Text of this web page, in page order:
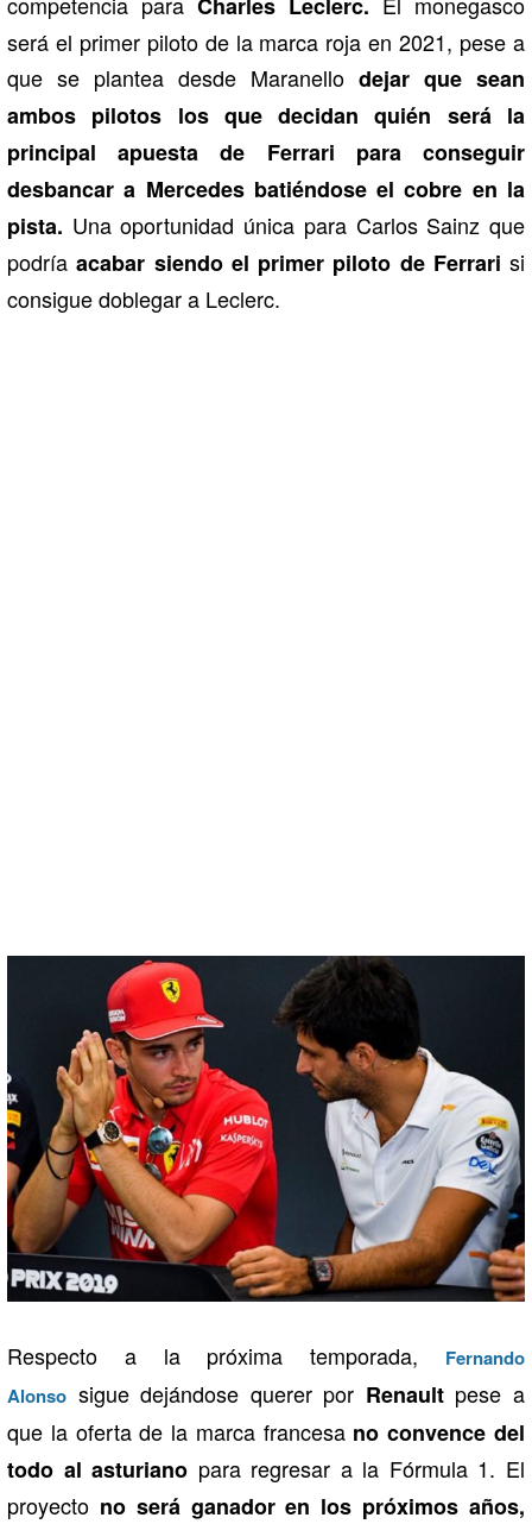
será el primer piloto de la marca roja en 2021, pese a
que se plantea desde Maranello dejar que sean
ambos pilotos los que decidan quién será la
principal apuesta de Ferrari para conseguir
desbancar a Mercedes batiéndose el cobre en la
pista. Una oportunidad única para Carlos Sainz que
podríaacabar siendo el primer piloto de Ferrari si
consigue doblegar a Leclerc.
Respecto a la próxima temporada,
Fernando
Alonso sigue dejándose querer por Renaultpese a
que la oferta de la marca francesa no convence del
todo al asturiano para regresar a la Fórmula 1. El
proyecto no será ganador en los próximos años,